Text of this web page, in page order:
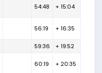
54:48 + 15:04
56:19 + 16:35
59:36 + 19:52
60:19 + 20:35